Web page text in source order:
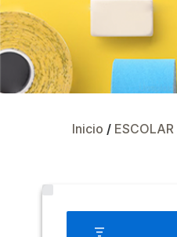
Inicio / ESCOLAR